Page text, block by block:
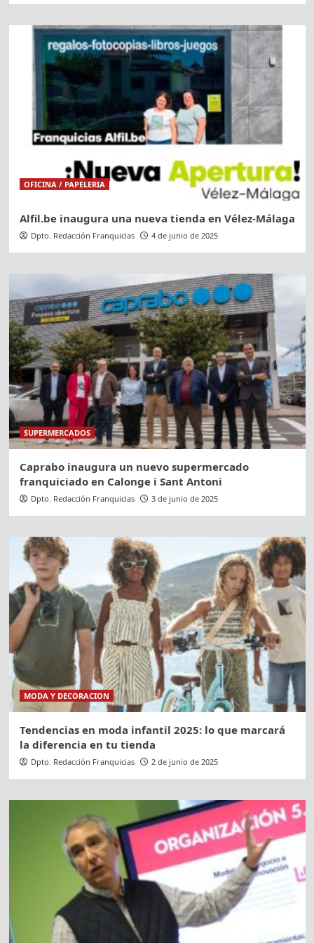
OFICINA / PAPELERIA
Alfil.be inaugura una nueva tienda en Vélez-Málaga
Dpto. Redacción Franquicias 4 de junio de 2025
SUPERMERCADOS
Caprabo inaugura un nuevo supermercado
franquiciado en Calonge i Sant Antoni
Dpto. Redacción Franquicias 3 de junio de 2025
MODA Y DECORACION
Tendencias en moda infantil 2025: lo que marcará
la diferencia en tu tienda
Dpto. Redacción Franquicias 2 de junio de 2025